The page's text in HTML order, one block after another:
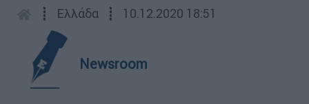
┋ Ελλάδα ┋ 10.12.2020 18:51
Newsroom